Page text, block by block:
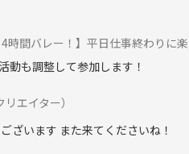
4時間バレー！】平日仕事終わりに
動も調整して参加します！
リエイター）
ざいます また来てくださいね！